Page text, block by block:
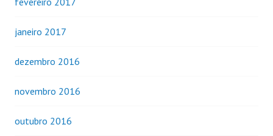
janeiro 2017
dezembro 2016
novembro 2016
outubro 2016